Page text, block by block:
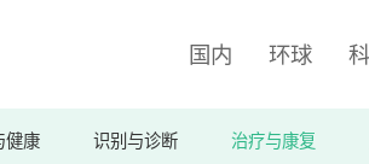
国内 环球
健康 识别与诊断 治疗与康复